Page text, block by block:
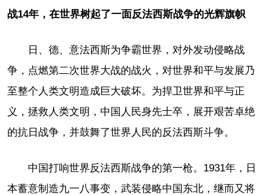
战14年，在世界树起了一面反法西斯战争的光辉旗帜
日、德、意法西斯为争霸世界，对外发动侵略战
争，点燃第二次世界大战的战火，对世界和平与发展乃
至整个人类文明造成巨大破坏。为捍卫世界和平与正
义，拯救人类文明，中国人民身先士卒，展开艰苦卓绝
的抗日战争，并鼓舞了世界人民的反法西斯斗争。
中国打响世界反法西斯战争的第一枪。1931年，日
本蓄意制造九一八事变，武装侵略中国东北，继而又将